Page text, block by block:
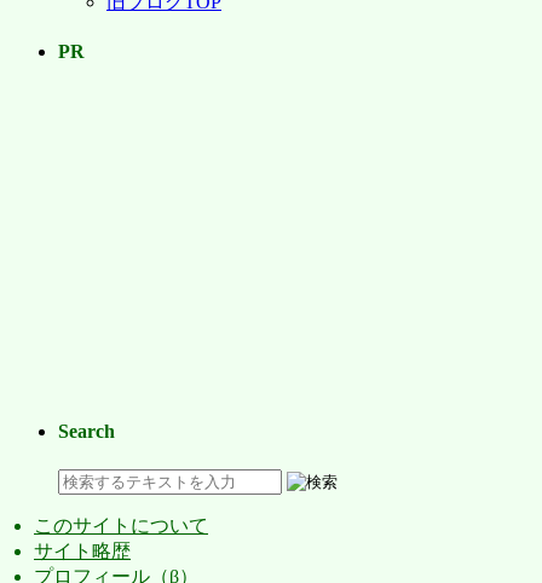
PR
Search
このサイトについて
サイト略歴
プロフィール（β）